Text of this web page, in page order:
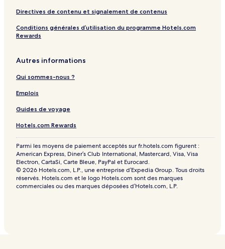
Directives de contenu et signalement de contenus
Conditions générales d’utilisation du programme Hotels.com
Rewards
Autres informations
Qui sommes-nous ?
Emplois
Guides de voyage
Hotels.com Rewards
Parmi les moyens de paiement acceptés sur fr.hotels.com figurent :
American Express, Diner’s Club International, Mastercard, Visa, Visa
Electron, CartaSi, Carte Bleue, PayPal et Eurocard.
© 2026 Hotels.com, L.P., une entreprise d’Expedia Group. Tous droits
réservés. Hotels.com et le logo Hotels.com sont des marques
commerciales ou des marques déposées d’Hotels.com, L.P.